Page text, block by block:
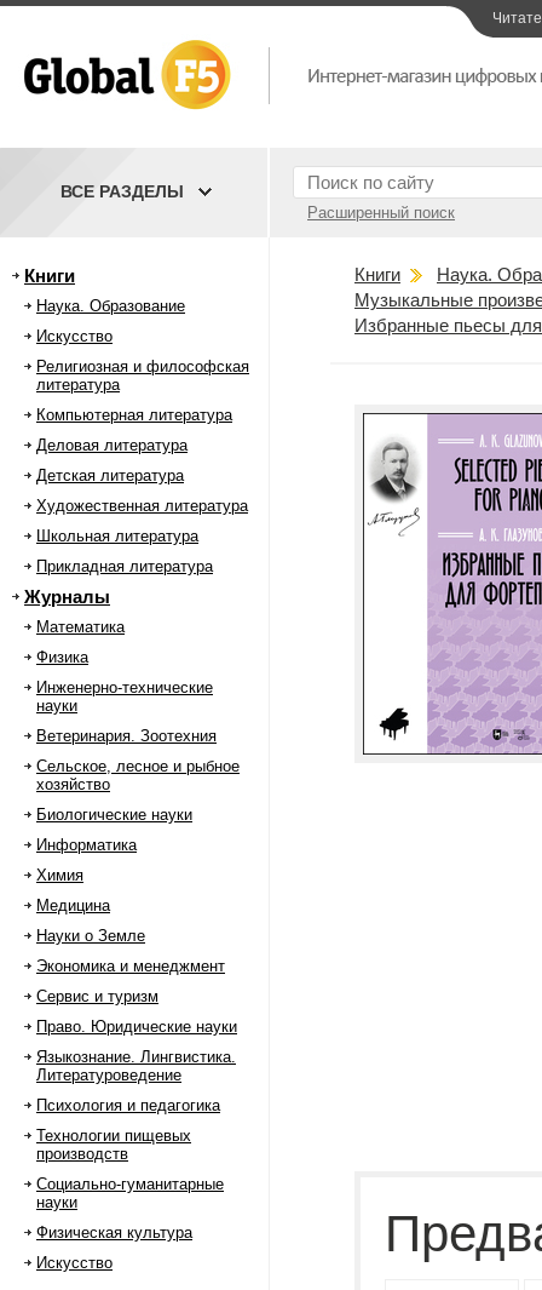
Расширенный поиск
ВСЕ РАЗДЕЛЫ
Книги
Наука. Образование
Искусство
Религиозная и философская
литература
Компьютерная литература
Деловая литература
Детская литература
Художественная литература
Школьная литература
Прикладная литература
Журналы
Математика
Физика
Инженерно-технические
науки
Ветеринария. Зоотехния
Сельское, лесное и рыбное
хозяйство
Биологические науки
Информатика
Химия
Медицина
Науки о Земле
Экономика и менеджмент
Сервис и туризм
Право. Юридические науки
Языкознание. Лингвистика.
Литературоведение
Психология и педагогика
Технологии пищевых
производств
Социально-гуманитарные
науки
Физическая культура
Искусство
Книги
Наука.
Музыкальные
Избранные пьесы